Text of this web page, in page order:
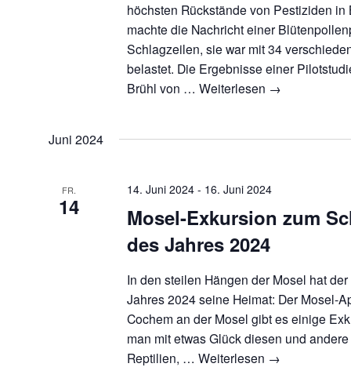
höchsten Rückstände von Pestiziden
machte die Nachricht einer
Schlagzeilen, sie war mit 34
belastet. Die Ergebnisse einer
Brühl von …Weiterlesen →
Juni 2024
FR.
14
Mosel-Exkursion zum
des Jahres 2024
14. Juni 2024 - 16. Juni 2024
In den steilen Hängen der Mosel hat
Jahres 2024 seine Heimat: Der Mosel-
Cochem an der Mosel gibt es einige
man mit etwas Glück diesen und
Reptilien, …Weiterlesen →